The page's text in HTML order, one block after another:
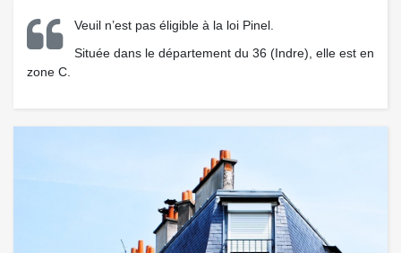
Veuil n’est pas éligible à la loi Pinel.
Située dans le département du 36 (Indre), elle est en
zone C.